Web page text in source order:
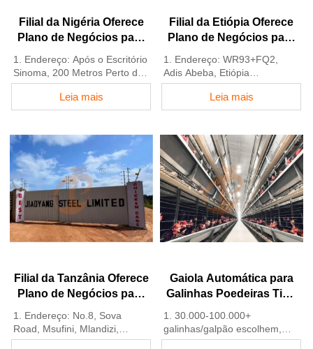
Filial da Nigéria Oferece
Plano de Negócios para
Equipamentos para
Avicultura
1. Endereço: Após o Escritório
Sinoma, 200 Metros Perto do
Posto de Combustível Danco,
Rodovia Lagos/Ibadan,
Estado de Lagos, Nigéria
para aviários e gaiolas para
aves e estoque à venda
3. Personalizado para aviários
nigerianos
4. Qualidade e design
baseados no padrão europeu
5. Atendimento online 24
horas Whatsapp NO.:
+8618830120193
Leia mais
Filial da Etiópia Oferece
Plano de Negócios para
Equipamentos para
Fazenda Avícola
1. Endereço: WR93+FQ2,
Adis Abeba, Etiópia
2. Estoque de gaiolas para
aves e equipamentos para
aviários à venda
etíopes
4. Qualidade e design
baseados no padrão europeu
5. Atendimento online 24
horas pelo WhatsApp NO.:
+8618830120193, entre em
contato para obter a lista de
preços
Leia mais
Filial da Tanzânia Oferece
Plano de Negócios para
Equipamentos para
Fazenda Avícola
1. Endereço: No.8, Sova
Road, Msufini, Mlandizi,
Kibaha, Pwani, Tanzânia
Gaiola Automática para
Galinhas Poedeiras Tipo
1. 30.000-100.000+
galinhas/galpão escolhem,
Avicultores podem alcançar